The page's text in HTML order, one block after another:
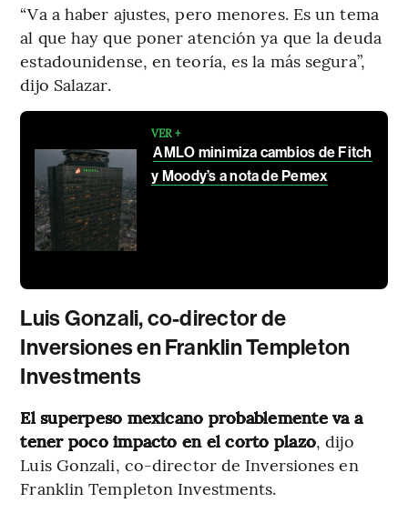
“Va a haber ajustes, pero menores. Es un tema
al que hay que poner atención ya que la deuda
estadounidense, en teoría, es la más segura”,
dijo Salazar.
VER +
AMLO minimiza cambios de Fitch
y Moody’s a nota de Pemex
Luis Gonzali, co-director de
Inversiones en Franklin Templeton
Investments
El superpeso mexicano probablemente va a
tener poco impacto en el corto plazo, dijo
Luis Gonzali, co-director de Inversiones en
Franklin Templeton Investments.